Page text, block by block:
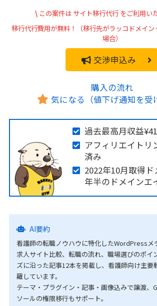
\ この案件は サイト移行代行 をご利用い
移行代行費用が無料！（移行先がラッコドメイ
場合）
交渉申込み
購入の流れ
気になる（値下げ通知を受
過去最高月収益
アフィリエイトリ
済み
2022年10月取得
年半のドメインエ
AI要約
看護師の転職ノウハウに特化したWordPressメ
求人サイト比較、転職の流れ、職場選びのポイ
ズに沿った記事12本を掲載し、看護師向け主要
羅しています。
テーマ・プラグイン・記事・画像込みで譲渡、
ソールの権限移行もサポート。